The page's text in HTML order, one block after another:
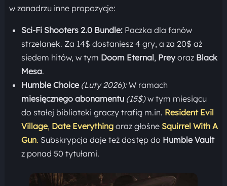
w zanadrzu inne propozycje:
Sci-Fi Shooters 2.0 Bundle:Paczka dla fanów
strzelanek. Za 14$ dostaniesz 4 gry, a za 20$ aż
siedem hitów, w tym Doom Eternal, Preyoraz Black
Mesa.
Humble Choice (Luty 2026):W ramach
miesięcznego abonamentu (15$)w tym miesiącu
do stałej biblioteki graczy trafią m.in. Resident Evil
Village, Date Everythingoraz głośne Squirrel With A
Gun. Subskrypcja daje też dostęp do Humble Vault
z ponad 50 tytułami.